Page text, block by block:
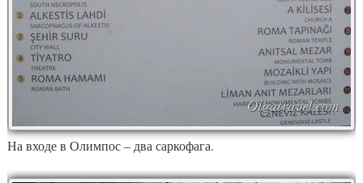
На входе в Олимпос – два саркофага.